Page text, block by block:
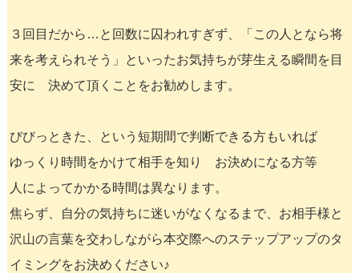
３回目だから…と回数に囚われすぎず、「この人となら将
来を考えられそう」といったお気持ちが芽生える瞬間を目
安に 決めて頂くことをお勧めします。
びびっときた、という短期間で判断できる方もいれば
ゆっくり時間をかけて相手を知り お決めになる方等
人によってかかる時間は異なります。
焦らず、自分の気持ちに迷いがなくなるまで、お相手様と
沢山の言葉を交わしながら本交際へのステップアップのタ
イミングをお決めください♪